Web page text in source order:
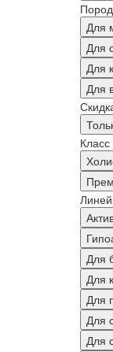
Для
Для
Для
Для
Для
Для
Для
Для
Для